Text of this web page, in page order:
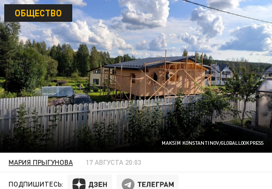
MAKSIM KONSTANTINOV/GLOBALLOOKPRESS
ОБЩЕСТВО
МАРИЯ ПРЫГУНОВА 17 АВГУСТА 20:03
ПОДПИШИТЕСЬ: